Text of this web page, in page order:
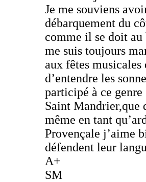
Je me souviens
débarquement du
comme il se doit
me suis toujours
aux fêtes
d’entendre les
participé à ce genre
Saint
même en tant
Provençale j’aime
défendent leur
A+
SM